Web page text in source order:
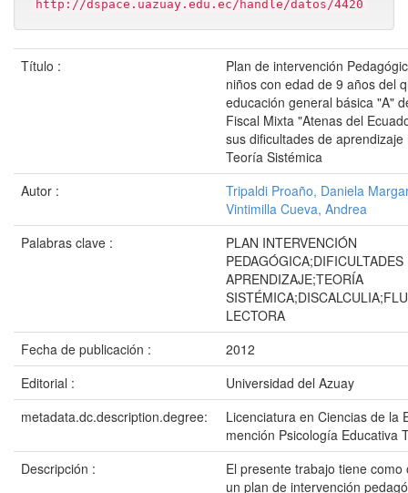
http://dspace.uazuay.edu.ec/handle/datos/4420
Título :
Plan de intervención
niños con edad de 9 años del
educación general básica "A"
Fiscal Mixta "Atenas del
sus dificultades de
Teoría Sistémica
Autor :
Tripaldi Proaño, Daniela
Vintimilla Cueva, Andrea
Palabras clave :
PLAN INTERVENCIÓN
PEDAGÓGICA;DIFICULTADES
APRENDIZAJE;TEORÍA
LECTORA
Fecha de publicación :
2012
Editorial :
Universidad del Azuay
metadata.dc.description.degree:
Licenciatura en Ciencias de la
mención Psicología Educativa
Descripción :
El presente trabajo tiene como
un plan de intervención